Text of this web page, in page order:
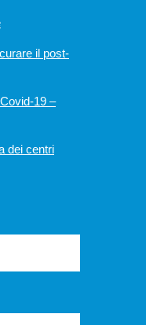
il post-
19 –
dei centri